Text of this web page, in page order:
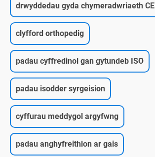
drwyddedau gyda chymeradwriaeth CE
clyfford orthopedig
padau cyffredinol gan gytundeb ISO
padau isodder syrgeision
cyffurau meddygol argyfwng
padau anghyfreithlon ar gais